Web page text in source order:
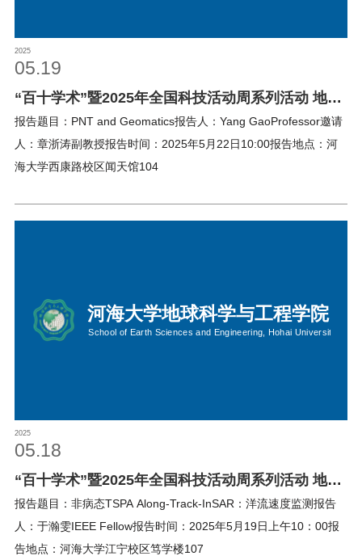
2025
05.19
“百十学术”暨2025年全国科技活动周系列活动 地学
大讲堂2025年第23期
报告题目：PNT and Geomatics报告人：Yang GaoProfessor邀请
人：章浙涛副教授报告时间：2025年5月22日10:00报告地点：河
海大学西康路校区闻天馆104
2025
05.18
“百十学术”暨2025年全国科技活动周系列活动 地学
大讲堂2025年第22期
报告题目：非病态TSPA Along-Track-InSAR：洋流速度监测报告
人：于瀚雯IEEE Fellow报告时间：2025年5月19日上午10：00报
告地点：河海大学江宁校区笃学楼107